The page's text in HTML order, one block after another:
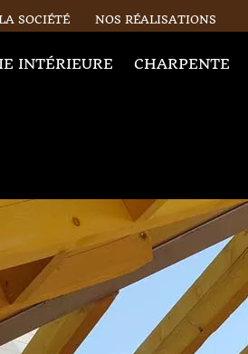
SOCIÉTÉ NOS RÉALISATIONS
INTÉRIEURE CHARPENTE